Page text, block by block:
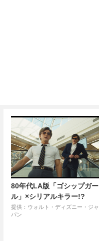
80年代LA版「ゴシップガー
ル」×シリアルキラー!?
提供：ウォルト・ディズニー・ジャ
パン